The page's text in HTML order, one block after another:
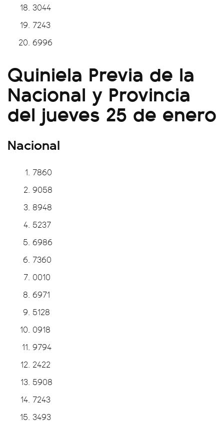
3044
7243
6996
Quiniela Previa de la
Nacional y Provincia
del jueves 25 de enero
Nacional
7860
9058
8948
5237
6986
7360
0010
6971
5128
0918
9794
2422
5908
7243
3493